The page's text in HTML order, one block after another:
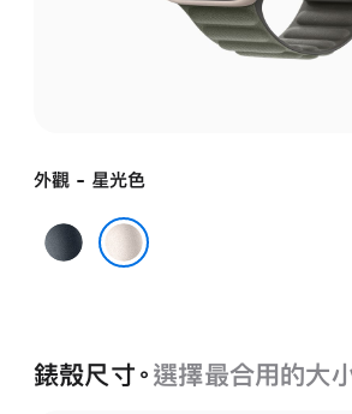
外觀 - 星光色
午
夜
錶殼尺寸。 選擇最合用的大小